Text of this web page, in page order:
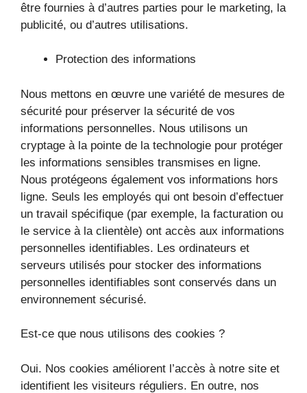
être fournies à d’autres parties pour le marketing, la
publicité, ou d’autres utilisations.
Protection des informations
Nous mettons en œuvre une variété de mesures de
sécurité pour préserver la sécurité de vos
informations personnelles. Nous utilisons un
cryptage à la pointe de la technologie pour protéger
les informations sensibles transmises en ligne.
Nous protégeons également vos informations hors
ligne. Seuls les employés qui ont besoin d’effectuer
un travail spécifique (par exemple, la facturation ou
le service à la clientèle) ont accès aux informations
personnelles identifiables. Les ordinateurs et
serveurs utilisés pour stocker des informations
personnelles identifiables sont conservés dans un
environnement sécurisé.
Est-ce que nous utilisons des cookies ?
Oui. Nos cookies améliorent l’accès à notre site et
identifient les visiteurs réguliers. En outre, nos